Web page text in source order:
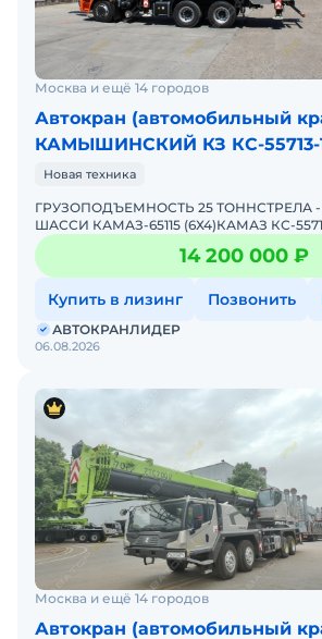
Москва и ещё 14 городов
Автокран (автомобильный
КАМЫШИНСКИЙ КЗ КС-55713-
Новая техника
ГРУЗОПОДЪЕМНОСТЬ 25 ТОННСТРЕЛА -
ШАССИ КАМАЗ-65115 (6Х4)КАМАЗ КС-
"КАМЫШИН" – лучший кpaн для Вaшего
B HAЛИЧИИ - 2
14 200 000 ₽
Купить в лизинг Позвонить
06.08.2026
АВТОКРАНЛИДЕР
Москва и ещё 14 городов
Автокран (автомобильный